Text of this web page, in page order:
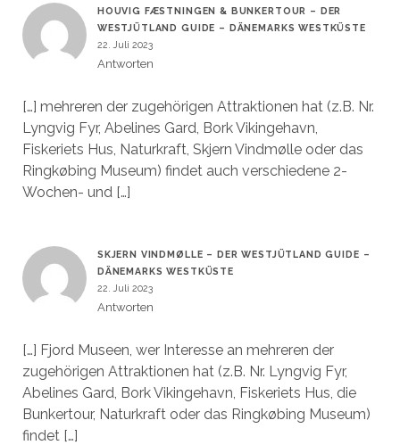
HOUVIG FÆSTNINGEN & BUNKERTOUR – DER
WESTJÜTLAND GUIDE – DÄNEMARKS WESTKÜSTE
22. Juli 2023
Antworten
[…] mehreren der zugehörigen Attraktionen hat (z.B. Nr.
Lyngvig Fyr, Abelines Gard, Bork Vikingehavn,
Fiskeriets Hus, Naturkraft, Skjern Vindmølle oder das
Ringkøbing Museum) findet auch verschiedene 2-
Wochen- und […]
SKJERN VINDMØLLE – DER WESTJÜTLAND GUIDE –
DÄNEMARKS WESTKÜSTE
22. Juli 2023
Antworten
[…] Fjord Museen, wer Interesse an mehreren der
zugehörigen Attraktionen hat (z.B. Nr. Lyngvig Fyr,
Abelines Gard, Bork Vikingehavn, Fiskeriets Hus, die
Bunkertour, Naturkraft oder das Ringkøbing Museum)
findet […]